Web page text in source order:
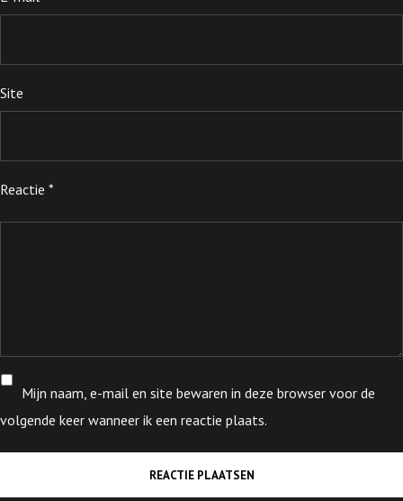
Site
Reactie *
Mijn naam, e-mail en site bewaren in deze browser voor de
volgende keer wanneer ik een reactie plaats.